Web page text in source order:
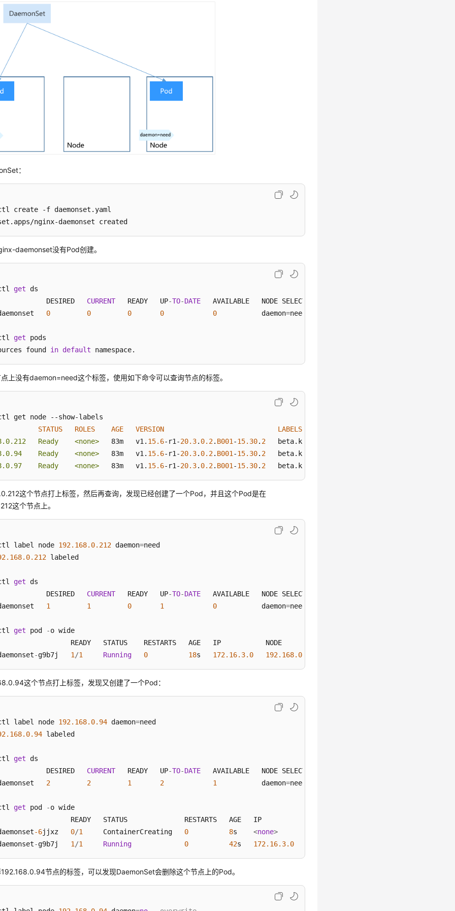
：
create -f daemonset.yaml
nginx-daemonset created
daemonset没有Pod创建。
get ds
DESIRED CURRENT
   READY   UP
-TO-DATE
   AVAILABLE   NODE SELECTOR   AGE
0 0 0 0 0
           daemon
=need
get
found in default namespace.
上没有daemon=need这个标签，使用如下命令可以查询节点的标签。
STATUS
ROLES AGE VERSION
LABELS
Ready    <none>
   83m   v1.
15.6-r1-20.3. 0.2. B001 -15.30. 2
Ready    <none>
   83m   v1.
15.6-r1-20.3. 0.2. B001 -15.30. 2
Ready    <none>
   83m   v1.
15.6-r1-20.3. 0.2. B001 -15.30. 2
   beta.kubernetes.io/arch=amd64 ...
这个节点打上标签，然后再查询，发现已经创建了一个Pod，并且这个Pod是在
这个节点上。
label node 192.168.0.212 daemon=need
.0.212 labeled
get ds
DESIRED CURRENT
   READY   UP
-TO-DATE
   AVAILABLE   NODE SELECTOR   AGE
1 1 0 1 0
           daemon
=need
get pod -o wide
READY   STATUS    RESTARTS   AGE   IP           NODE
-g9b7j 1 /1 Running 0 18s 172.16.3.0 192.168.0
这个节点打上标签，发现又创建了一个Pod：
label node 192.168.0.94 daemon=need
.0.94 labeled
get ds
DESIRED CURRENT
   READY   UP
-TO-DATE
   AVAILABLE   NODE SELECTOR   AGE
2 2 1 2 1
           daemon
=need
get pod -o wide
READY   STATUS              RESTARTS   AGE   IP           NODE
-6jjxz 0/1
     ContainerCreating
0 8s <none>
-g9b7j 1 /1 Running 0 42s 172.16.3.0
节点的标签，可以发现DaemonSet会删除这个节点上的Pod。